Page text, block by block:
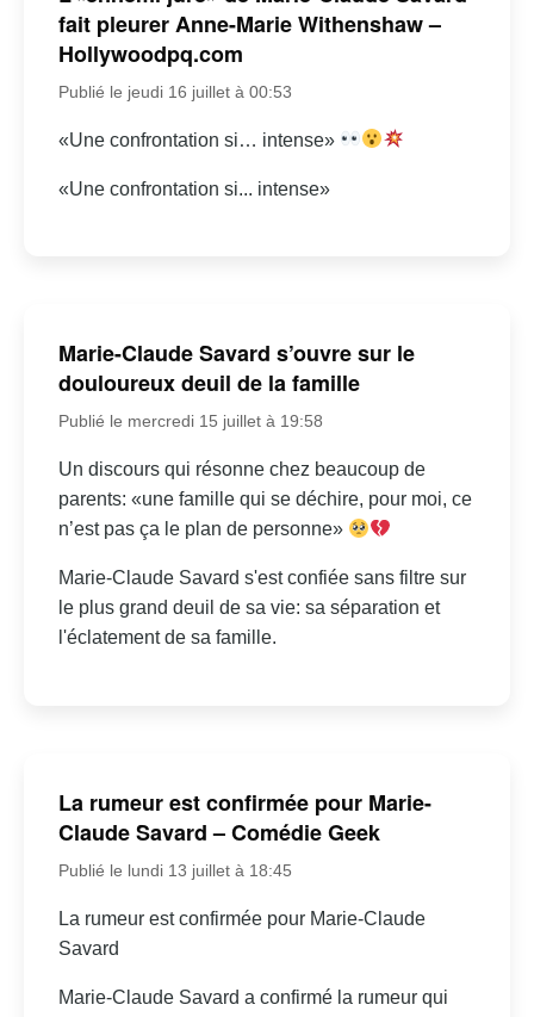
fait pleurer Anne-Marie Withenshaw –
Hollywoodpq.com
Publié le jeudi 16 juillet à 00:53
«Une confrontation si… intense»
«Une confrontation si... intense»
Marie-Claude Savard s’ouvre sur le
douloureux deuil de la famille
Publié le mercredi 15 juillet à 19:58
Un discours qui résonne chez beaucoup de
parents: «une famille qui se déchire, pour moi, ce
n’est pas ça le plan de personne»
Marie-Claude Savard s'est confiée sans filtre sur
le plus grand deuil de sa vie: sa séparation et
l'éclatement de sa famille.
La rumeur est confirmée pour Marie-
Claude Savard – Comédie Geek
Publié le lundi 13 juillet à 18:45
La rumeur est confirmée pour Marie-Claude
Savard
Marie-Claude Savard a confirmé la rumeur qui